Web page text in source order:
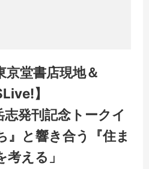
京堂書店現地＆
】
発刊記念トークイ
』と響き合う『住ま
考える」